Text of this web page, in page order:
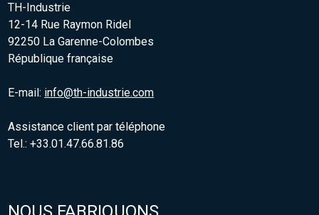
TH-Industrie
12-14 Rue Raymon Ridel
92250 La Garenne-Colombes
République française
E-mail: info@th-industrie.com
Assistance client par téléphone
Tel.: +33.01.47.66.81.86